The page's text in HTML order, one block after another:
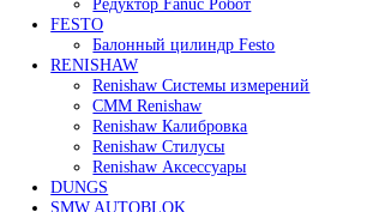
Сервоприводы Mitsubishi
HEIDENHAIN
Линейные энкодеры Heidenhain
Линейные энкодеры Heidenhain
Линейные энкодеры Heidenhain
Линейные энкодеры Heidenhain
FANUC ROBOT
Робот Fanuc LR Mate